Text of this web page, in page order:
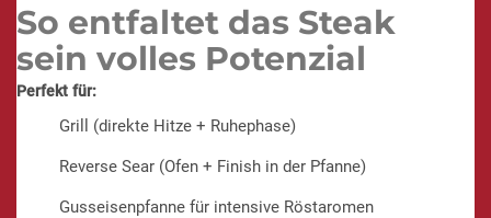
So entfaltet das Steak
sein volles Potenzial
Perfekt für:
Grill (direkte Hitze + Ruhephase)
Reverse Sear (Ofen + Finish in der Pfanne)
Gusseisenpfanne für intensive Röstaromen